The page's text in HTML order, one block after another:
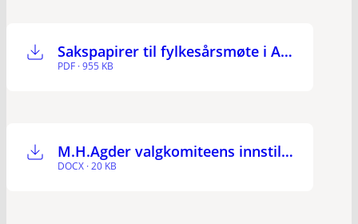
Sakspapirer til fylkesårsmøte i Agder 2024
PDF · 955 KB
M.H.Agder valgkomiteens innstilling
DOCX · 20 KB